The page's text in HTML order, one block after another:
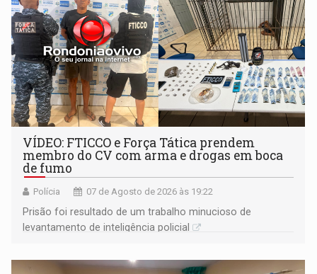
VÍDEO: FTICCO e Força Tática prendem
membro do CV com arma e drogas em boca
de fumo
Polícia 07 de Agosto de 2026 às 19:22
Prisão foi resultado de um trabalho minucioso de
levantamento de inteligência policial